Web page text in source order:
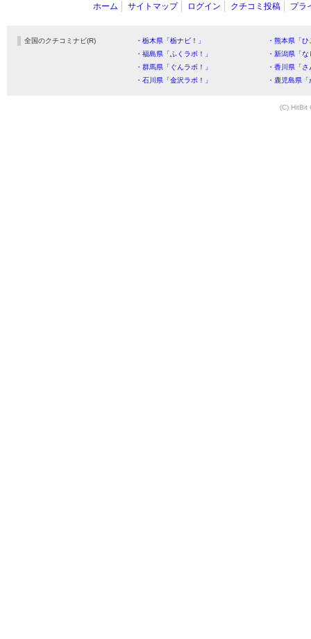
ホーム サイトマップ ログイン クチコミ投稿 プラ
全国のクチコミナビ(R) ・栃木県「栃ナビ！」
・熊本県「
・福島県「ふくラボ！」
・新潟県「
・群馬県「ぐんラボ！」
・香川県「
・石川県「金沢ラボ！」
・鹿児島県
(C) HitBit